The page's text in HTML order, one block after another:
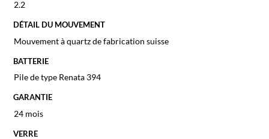
2.2
DÉTAIL DU MOUVEMENT
Mouvement à quartz de fabrication suisse
BATTERIE
Pile de type Renata 394
GARANTIE
24 mois
VERRE